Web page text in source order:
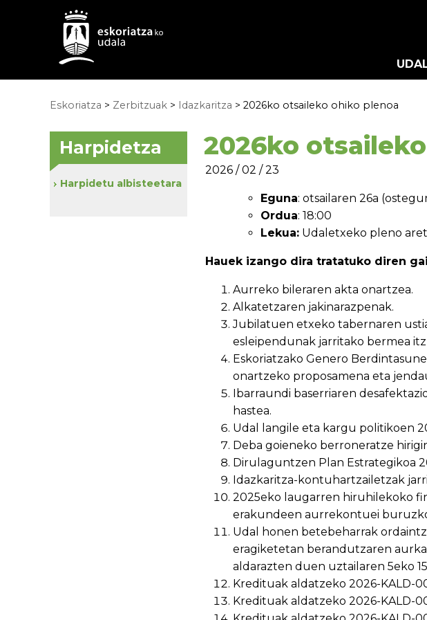
Eskoriatza > Zerbitzuak > Idazkaritza > 2026ko otsaileko ohiko plenoa
2026ko
2026 / 02 / 23
Eguna: otsailaren 26a
Ordua: 18:00
Lekua: Udaletxeko pleno
Hauek izango dira tratatuko diren
Aurreko bileraren akta onartzea.
Alkatetzaren jakinarazpenak.
Jubilatuen etxeko tabernaren
esleipendunak jarritako bermea
Eskoriatzako Genero
onartzeko proposamena eta
Ibarraundi baserriaren
hastea.
Udal langile eta kargu politikoen
Deba goieneko berroneratze
Dirulaguntzen Plan Estrategikoa
Idazkaritza-kontuhartzailetzak
2025eko laugarren hiruhilekoko
erakundeen aurrekontuei
Udal honen betebeharrak
eragiketetan berandutzaren
aldarazten duen uztailaren 5eko
Kredituak aldatzeko 2026-KALD-
Kredituak aldatzeko 2026-KALD-
Harpidetza
Harpidetu albisteetara